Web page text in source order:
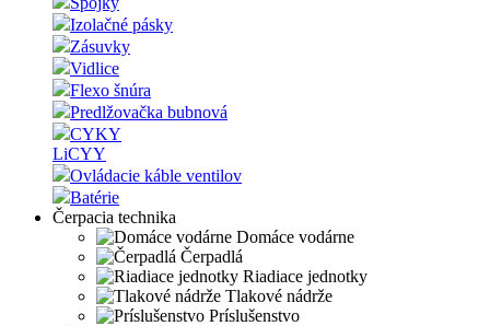
Izolačné pásky
Zásuvky
Vidlice
Flexo šnúra
Predlžovačka bubnová
CYKY
LiCYY
Ovládacie káble ventilov
Batérie
Čerpacia technika
Domáce vodárne
Čerpadlá
Riadiace jednotky
Tlakové nádrže
Príslušenstvo